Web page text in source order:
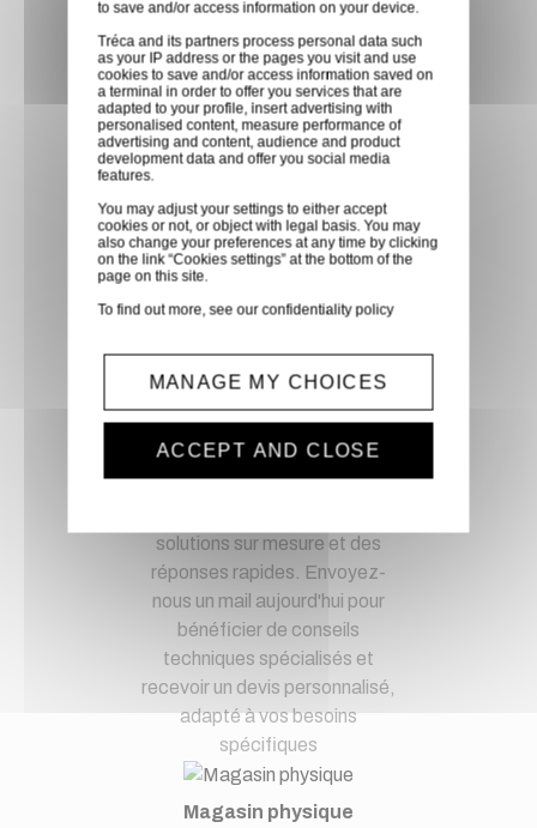
partenaire GLS, partout en
France métropolitaine et en
Europe entre 24h et 48h après
mise à disposition des produits
à notre transporteur.
Paiement sécurisé
Paiement CB, virement,
Paypal, ...
Optez pour la tranquillité
demandes techniques et devis
à notre service clients par mail.
Notre équipe d'experts est
solutions sur mesure et des
réponses rapides. Envoyez-
nous un mail aujourd'hui pour
bénéficier de conseils
techniques spécialisés et
recevoir un devis personnalisé,
adapté à vos besoins
spécifiques
Magasin physique
to save and/or access information on your device.
Tréca and its partners process personal data such
as your IP address or the pages you visit and use
cookies to save and/or access information saved on
a terminal in order to offer you services that are
adapted to your profile, insert advertising with
personalised content, measure performance of
advertising and content, audience and product
development data and offer you social media
features.
You may adjust your settings to either accept
cookies or not, or object with legal basis. You may
also change your preferences at any time by clicking
on the link “Cookies settings” at the bottom of the
page on this site.
To find out more, see ourconfidentiality policy
MANAGE MY CHOICES
ACCEPT AND CLOSE